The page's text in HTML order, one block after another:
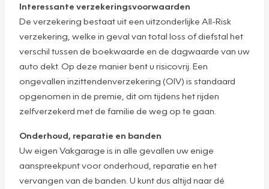
Interessante verzekeringsvoorwaarden
De verzekering bestaat uit een uitzonderlijke All-Risk
verzekering, welke in geval van total loss of diefstal het
verschil tussen de boekwaarde en de dagwaarde van uw
auto dekt. Op deze manier bent u risicovrij. Een
ongevallen inzittendenverzekering (OIV) is standaard
opgenomen in de premie, dit om tijdens het rijden
zelfverzekerd met de familie de weg op te gaan.
Onderhoud, reparatie en banden
Uw eigen Vakgarage is in alle gevallen uw enige
aanspreekpunt voor onderhoud, reparatie en het
vervangen van de banden. U kunt dus altijd naar dé